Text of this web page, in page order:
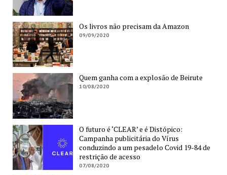
Os livros não precisam da Amazon
09/09/2020
Quem ganha com a explosão de Beirute
10/08/2020
O futuro é ‘CLEAR’ e é Distópico:
Campanha publicitária do Vírus
conduzindo a um pesadelo Covid 19-84 de
restrição de acesso
07/08/2020